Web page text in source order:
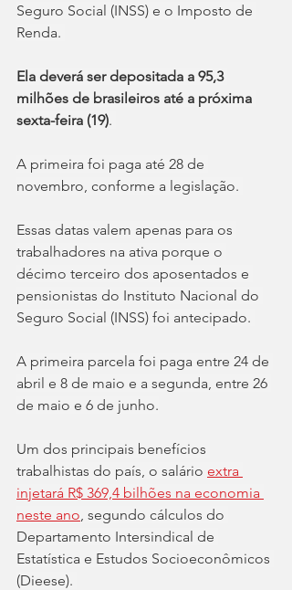
Seguro Social (INSS) e o Imposto de
Renda.
Ela deverá ser depositada a 95,3
milhões de brasileiros até a próxima
sexta-feira (19).
A primeira foi paga até 28 de
novembro, conforme a legislação.
Essas datas valem apenas para os
trabalhadores na ativa porque o
décimo terceiro dos aposentados e
pensionistas do Instituto Nacional do
Seguro Social (INSS) foi antecipado.
A primeira parcela foi paga entre 24 de
abril e 8 de maio e a segunda, entre 26
de maio e 6 de junho.
Um dos principais benefícios
trabalhistas do país, o salário extra
injetará R$ 369,4 bilhões na economia
neste ano , segundo cálculos do
Departamento Intersindical de
Estatística e Estudos Socioeconômicos
(Dieese).